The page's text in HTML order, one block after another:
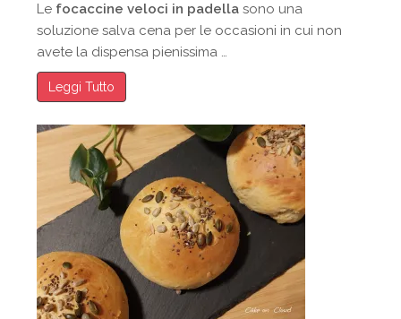
Le focaccine veloci in padella sono una
soluzione salva cena per le occasioni in cui non
avete la dispensa pienissima …
Leggi Tutto